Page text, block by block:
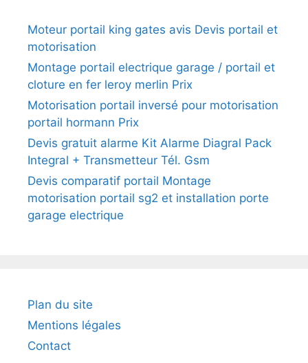
Moteur portail king gates avis Devis portail et
motorisation
Montage portail electrique garage / portail et
cloture en fer leroy merlin Prix
Motorisation portail inversé pour motorisation
portail hormann Prix
Devis gratuit alarme Kit Alarme Diagral Pack
Integral + Transmetteur Tél. Gsm
Devis comparatif portail Montage
motorisation portail sg2 et installation porte
garage electrique
Plan du site
Mentions légales
Contact